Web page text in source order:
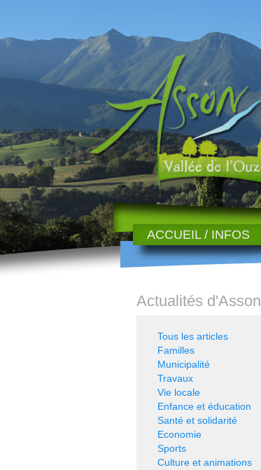
ACCUEIL / INFOS
Actualités d'Asson
Tous les articles
Familles
Municipalité
Travaux
Vie locale
Enfance et éducation
Santé et solidarité
Economie
Sports
Culture et animations